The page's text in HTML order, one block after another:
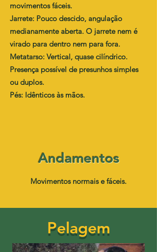
movimentos fáceis.
Jarrete: Pouco descido, angulação
medianamente aberta. O jarrete nem é
virado para dentro nem para fora.
Metatarso: Vertical, quase cilíndrico.
Presença possível de presunhos simples
ou duplos.
Pés: Idênticos às mãos.
Andamentos
Movimentos normais e fáceis.
Pelagem